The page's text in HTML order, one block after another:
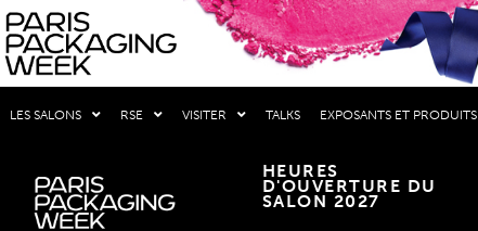
LES SALONS RSE VISITER TALKS EXPOSANTS ET PRODUITS
HEURES
D'OUVERTURE DU
SALON 2027